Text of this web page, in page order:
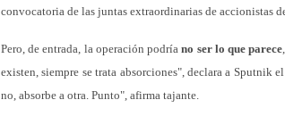
convocatoria de las juntas extraordinarias de accionistas
Pero, de entrada, la operación podríano ser lo que parece
existen, siempre se trata absorciones", declara a Sputnik
no, absorbe a otra. Punto", afirma tajante.